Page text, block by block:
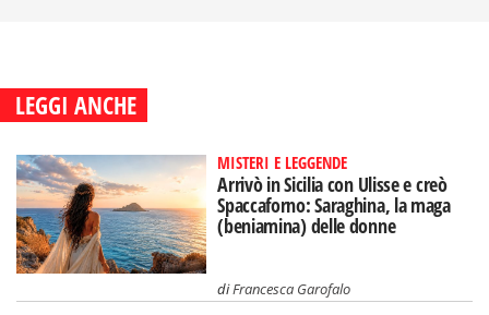
LEGGI ANCHE
MISTERI E LEGGENDE
Arrivò in Sicilia con Ulisse e creò
Spaccaforno: Saraghina, la maga
(beniamina) delle donne
diFrancesca Garofalo